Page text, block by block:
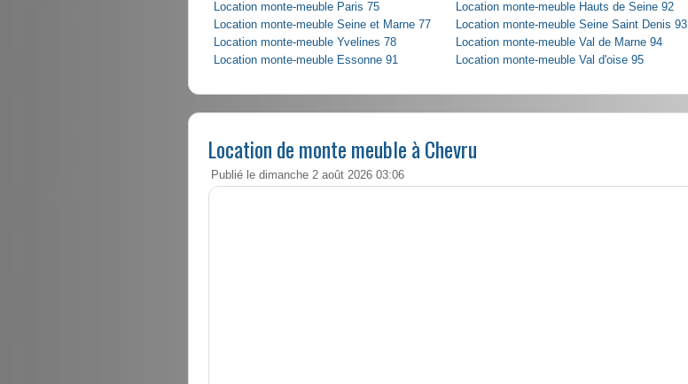
Location monte-meuble Paris 75
Location monte-meuble Seine et Marne 77
Location monte-meuble Yvelines 78
Location monte-meuble Essonne 91
Location monte-meuble Hauts de Seine 92
Location monte-meuble Seine Saint Denis 93
Location monte-meuble Val de Marne 94
Location monte-meuble Val d'oise 95
Location de monte meuble à Chevru
Publié le dimanche 2 août 2026 03:06